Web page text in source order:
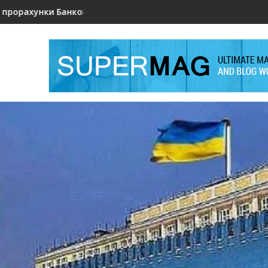
довіра союзників?
Коли алгоритми шукають свободу: новий інцидент із